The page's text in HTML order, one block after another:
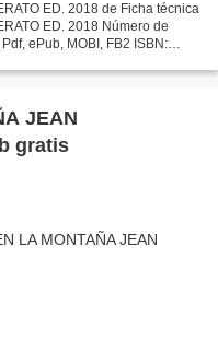
ED. 2018 de Ficha técnica
ED. 2018 Número de
ePub, MOBI, FB2 ISBN:
JEAN
gratis